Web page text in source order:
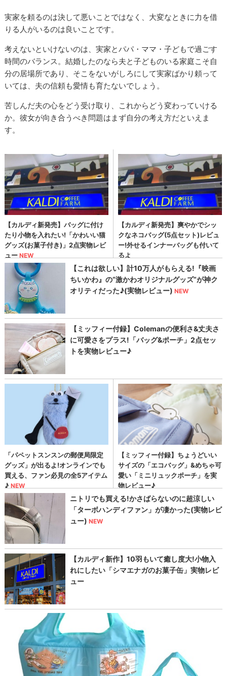
実家を頼るのは決して悪いことではなく、大変なときに力を借
りる人がいるのは良いことです。
考えないといけないのは、実家とパパ・ママ・子どもで過ごす
時間のバランス。結婚したのなら夫と子どものいる家庭こそ自
分の居場所であり、そこをないがしろにして実家ばかり頼って
いては、夫の信頼も愛情も育たないでしょう。
苦しんだ夫の心をどう受け取り、これからどう変わっていける
か。彼女が向き合うべき問題はまず自分の考え方だといえま
す。